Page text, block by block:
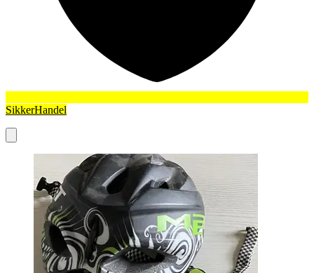
SikkerHandel